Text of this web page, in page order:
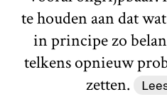
te houden aan dat
in principe zo
telkens opnieuw
zetten.